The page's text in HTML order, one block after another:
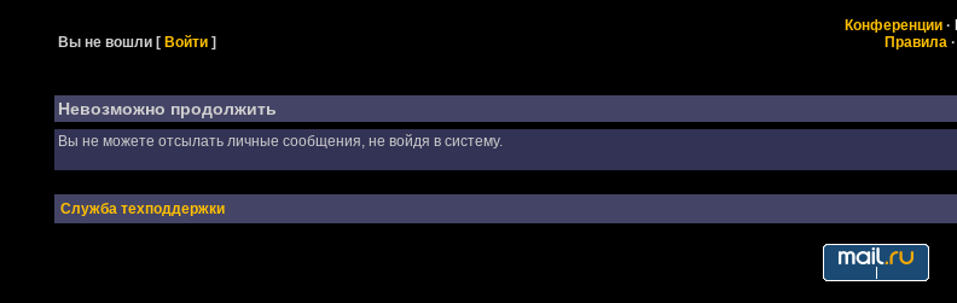
Вы не вошли [Войти ]
Конференции·
Правила ·
Невозможно продолжить
Вы не можете отсылать личные сообщения, не войдя в систему.
Служба техподдержки